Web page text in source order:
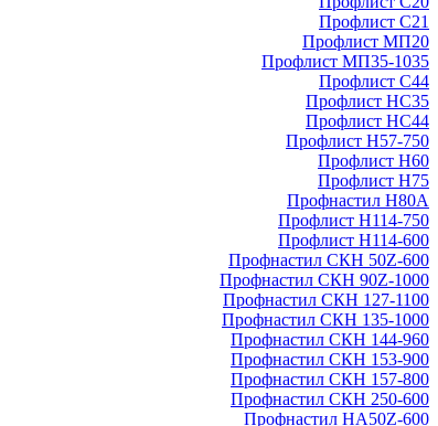
Профлист С21
Профлист МП20
Профлист МП35-1035
Профлист С44
Профлист НС35
Профлист НС44
Профлист Н57-750
Профлист Н60
Профлист Н75
Профнастил Н80А
Профлист Н114-750
Профлист Н114-600
Профнастил СКН 50Z-600
Профнастил СКН 90Z-1000
Профнастил СКН 127-1100
Профнастил СКН 135-1000
Профнастил СКН 144-960
Профнастил СКН 153-900
Профнастил СКН 157-800
Профнастил СКН 250-600
Профнастил НА50Z-600